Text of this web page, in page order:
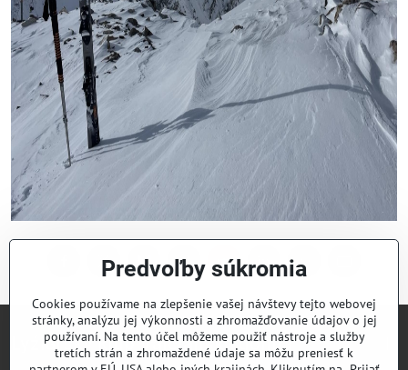
FacebookTwitterBlueskyPinterestReddit LinkedInWhatsApp
Lyžiarsky klub Valčianska dolina
Predvoľby súkromia
Cookies používame na zlepšenie vašej návštevy tejto webovej
stránky, analýzu jej výkonnosti a zhromažďovanie údajov o jej
používaní. Na tento účel môžeme použiť nástroje a služby
tretích strán a zhromaždené údaje sa môžu preniesť k